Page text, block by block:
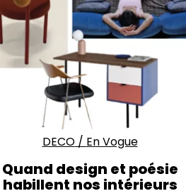
DECO/ En Vogue
Quand design et poésie
habillent nos intérieurs